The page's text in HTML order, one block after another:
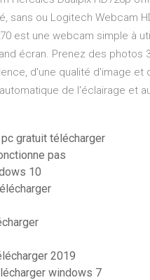
sans ou Logitech Webcam
est une webcam simple à
écran. Prenez des photos
d'une qualité d'image
de l'éclairage et
gratuit télécharger
pas
10
2019
windows 7